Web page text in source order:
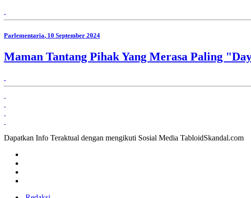
Parlementaria, 10 September 2024
Maman Tantang Pihak Yang Merasa Paling
Dapatkan Info Teraktual dengan mengikuti Sosial Media TabloidSkandal.com